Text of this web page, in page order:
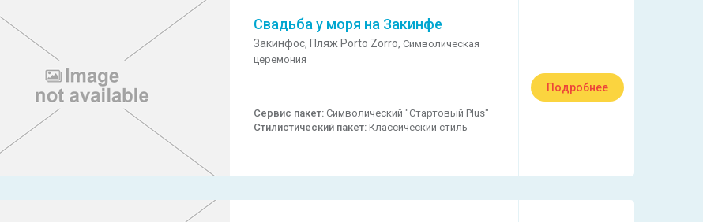
Свадьба у моря на Закинфе
Закинфос, Пляж Porto Zorro,Символическая
церемония
Сервис пакет:Символический "Стартовый Plus"
Стилистический пакет:Классический стиль
Подробнее